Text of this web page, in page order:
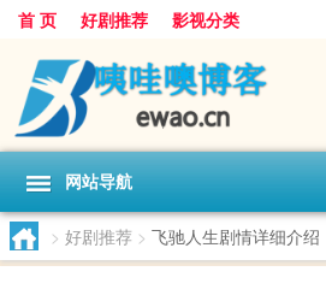
首 页 好剧推荐 影视分类
网站导航
> 好剧推荐 > 飞驰人生剧情详细介绍